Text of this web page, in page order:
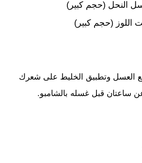
النحل (حجم كبير)
اللوز (حجم كبير)
العسل وتطبيق الخليط على شعرك
ساعتان قبل غسله بالشامبو.